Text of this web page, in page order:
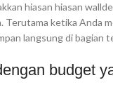
hiasan hiasan
ketika Anda
langsung di bagian
budget